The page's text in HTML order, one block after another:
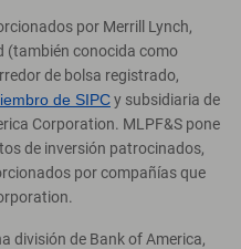
por Merrill Lynch,
(también conocida como
de bolsa registrado,
de SIPCy subsidiaria de
Corporation. MLPF&S pone
de inversión patrocinados,
por compañías que
división de Bank of America,